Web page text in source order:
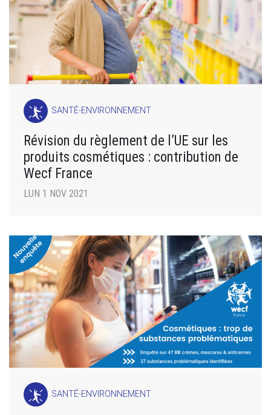
SANTÉ-ENVIRONNEMENT
Révision du règlement de l’UE sur les
produits cosmétiques : contribution de
Wecf France
LUN 1 NOV 2021
SANTÉ-ENVIRONNEMENT